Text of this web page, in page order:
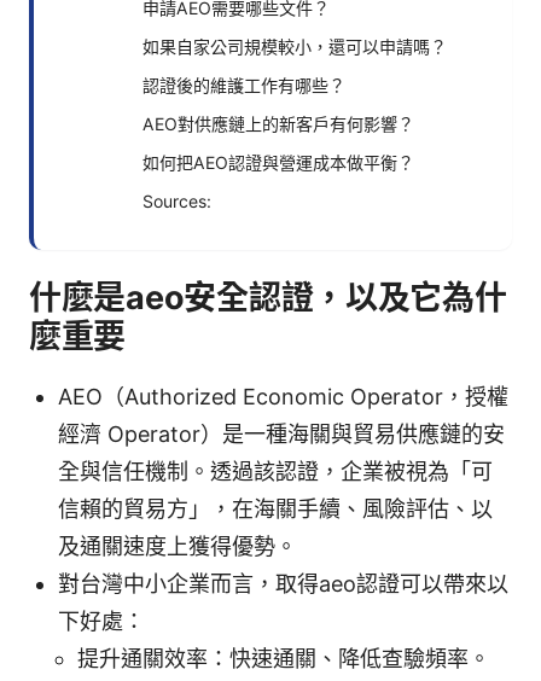
申請AEO需要哪些文件？
如果自家公司規模較小，還可以申請嗎？
認證後的維護工作有哪些？
AEO對供應鏈上的新客戶有何影響？
如何把AEO認證與營運成本做平衡？
Sources:
什麼是aeo安全認證，以及它為什
麼重要
AEO（Authorized Economic Operator，授權
經濟 Operator）是一種海關與貿易供應鏈的安
全與信任機制。透過該認證，企業被視為「可
信賴的貿易方」，在海關手續、風險評估、以
及通關速度上獲得優勢。
對台灣中小企業而言，取得aeo認證可以帶來以
下好處：
提升通關效率：快速通關、降低查驗頻率。